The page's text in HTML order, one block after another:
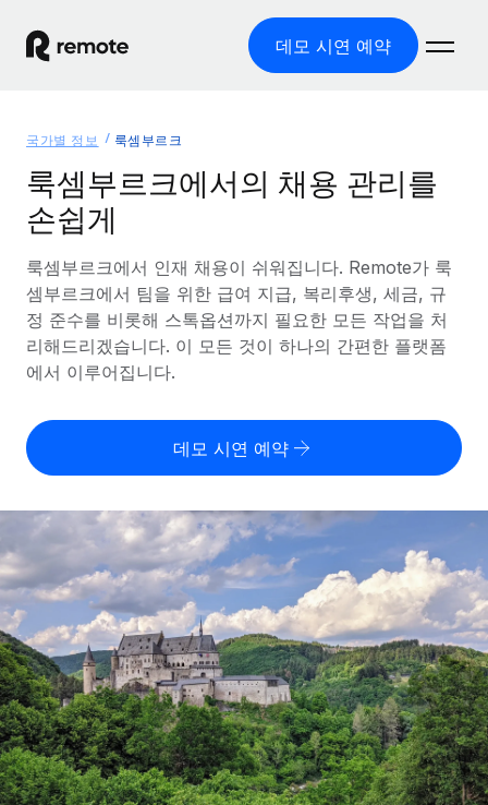
데모 시연 예약
글로벌 고용
글로벌 급여
규정을 준수하며 급여 지급을 손쉽게 처리
기록상 고용주(EOR)
법인 설립 비용 없이 전 세계로 사업을 확장
PEO
복잡한 고용 업무를 아웃소싱
인프라
Remote 통합
HR을 워크플로에 매끄럽게 통합
플랫폼
팀을 위한 통합된 핵심 HR 기능
솔루션
글로벌 서비스 제공
국가별 정보
국가별 글로벌 채용 지원 알아보기
미국 주별 정보
Remote와 다른 솔루션 비교
다른 업체들과 비교해보기
스타트업
성장하는 기업을 위한 민첩한 글로벌 HR 및 급여 솔루션
중견기업
맞춤형 HR 솔루션으로 팀 확장
엔터프라이즈
대기업을 위한 글로벌 HR
리소스
도구 및 계산기
오분류 리스크 평가 도구
국가별 총 인건비 계산
글로벌 계약직을 위한 통화 옵션과 지급 소요 시간 확인
REMOTE와 함께 배우기
리서치 및 가이드
사례 연구
HR 용어집
체크리스트 및 템플릿
요금
한국어
English
Nederlands
Français
Deutsch
Español
Italiano
Português (Portugal)
로그인
국가별 정보 룩셈부르크
룩셈부르크에서의 채용 관리를
손쉽게
룩셈부르크에서 인재 채용이 쉬워집니다. Remote가 룩
셈부르크에서 팀을 위한 급여 지급, 복리후생, 세금, 규
정 준수를 비롯해 스톡옵션까지 필요한 모든 작업을 처
리해드리겠습니다. 이 모든 것이 하나의 간편한 플랫폼
에서 이루어집니다.
데모 시연 예약